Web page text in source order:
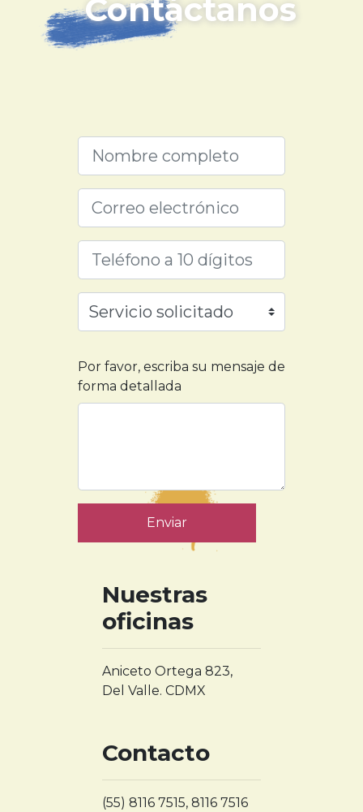
Contáctanos
Por favor, escriba su mensaje de
forma detallada
Enviar
Nuestras
oficinas
Aniceto Ortega 823,
Del Valle. CDMX
Contacto
(55) 8116 7515, 8116 7516